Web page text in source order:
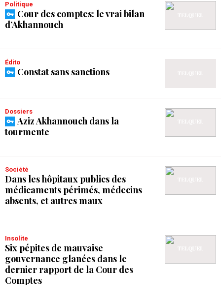
Politique
Cour des comptes: le vrai bilan
d’Akhannouch
Édito
Constat sans sanctions
Dossiers
Aziz Akhannouch dans la
tourmente
Société
Dans les hôpitaux publics des
médicaments périmés, médecins
absents, et autres maux
Insolite
Six pépites de mauvaise
gouvernance glanées dans le
dernier rapport de la Cour des
Comptes